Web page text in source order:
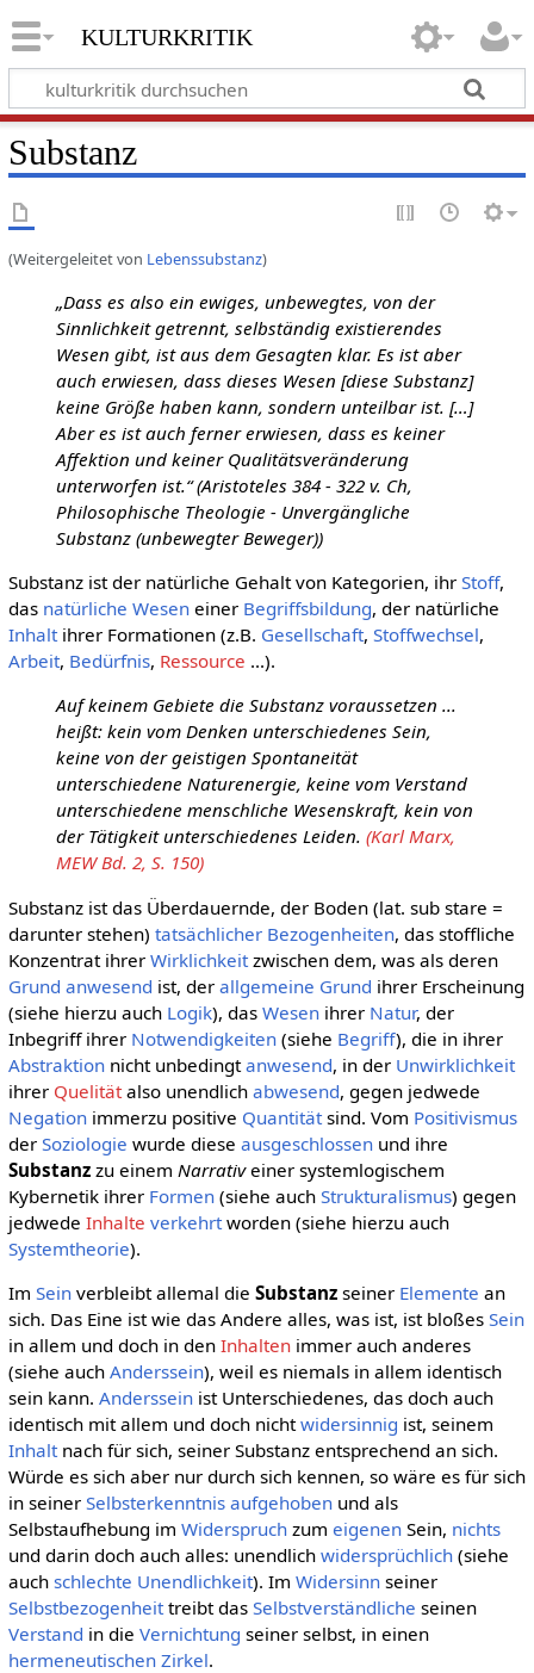
kulturkritik
Substanz
(Weitergeleitet von Lebenssubstanz)
„Dass es also ein ewiges, unbewegtes, von der
Sinnlichkeit getrennt, selbständig existierendes
Wesen gibt, ist aus dem Gesagten klar. Es ist aber
auch erwiesen, dass dieses Wesen [diese Substanz]
keine Größe haben kann, sondern unteilbar ist. […]
Aber es ist auch ferner erwiesen, dass es keiner
Affektion und keiner Qualitätsveränderung
unterworfen ist.“ (Aristoteles 384 - 322 v. Ch,
Philosophische Theologie - Unvergängliche
Substanz (unbewegter Beweger))
Substanz ist der natürliche Gehalt von Kategorien, ihr Stoff,
das natürliche Weseneiner Begriffsbildung, der natürliche
Inhaltihrer Formationen (z.B. Gesellschaft, Stoffwechsel,
Arbeit, Bedürfnis, Ressource ...).
Auf keinem Gebiete die Substanz voraussetzen ...
heißt: kein vom Denken unterschiedenes Sein,
keine von der geistigen Spontaneität
unterschiedene Naturenergie, keine vom Verstand
unterschiedene menschliche Wesenskraft, kein von
der Tätigkeit unterschiedenes Leiden. (Karl Marx,
MEW Bd. 2, S. 150)
Substanz ist das Überdauernde, der Boden (lat. sub stare =
darunter stehen) tatsächlicher Bezogenheiten, das stoffliche
Konzentrat ihrer Wirklichkeitzwischen dem, was als deren
Grund anwesend ist, der allgemeine Grund ihrer Erscheinung
(siehe hierzu auch Logik), das Wesenihrer Natur, der
Inbegriff ihrer Notwendigkeiten(siehe Begriff), die in ihrer
Abstraktionnicht unbedingtanwesend, in der Unwirklichkeit
ihrer Quelitätalso unendlich abwesend, gegen jedwede
Negationimmerzu positive Quantitätsind. Vom Positivismus
der Soziologie wurde diese ausgeschlossenund ihre
Substanzzu einem Narrativeiner systemlogischem
Kybernetik ihrer Formen(siehe auch Strukturalismus) gegen
jedwede Inhalte verkehrtworden (siehe hierzu auch
Systemtheorie).
Im Seinverbleibt allemal die Substanzseiner Elemente an
sich. Das Eine ist wie das Andere alles, was ist, ist bloßes Sein
in allem und doch in den Inhaltenimmer auch anderes
(siehe auch Anderssein), weil es niemals in allem identisch
sein kann. Andersseinist Unterschiedenes, das doch auch
identisch mit allem und doch nichtwidersinnig ist, seinem
Inhaltnach für sich, seiner Substanz entsprechend an sich.
Würde es sich aber nur durch sich kennen, so wäre es für sich
in seiner Selbsterkenntnis aufgehobenund als
Selbstaufhebung im Widerspruchzum eigenenSein, nichts
und darin doch auch alles: unendlich widersprüchlich(siehe
auch schlechte Unendlichkeit). Im Widersinnseiner
Selbstbezogenheittreibt das Selbstverständliche seinen
Verstand in die Vernichtung seiner selbst, in einen
hermeneutischen Zirkel.